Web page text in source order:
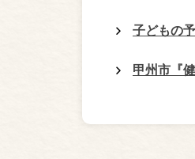
子どもの
甲州市『